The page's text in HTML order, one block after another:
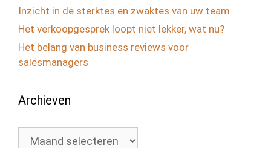
Inzicht in de sterktes en zwaktes van uw team
Het verkoopgesprek loopt niet lekker, wat nu?
Het belang van business reviews voor
salesmanagers
Archieven
Archieven